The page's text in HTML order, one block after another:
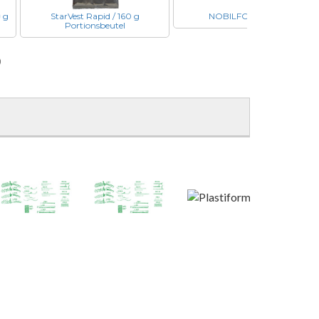
g
StarVest Rapid / 160 g
Portionsbeutel
NOBILFORMS FR2